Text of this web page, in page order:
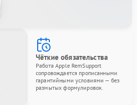
Чёткие обязательства
Работа Apple RemSupport
сопровождается прописанными
гарантийными условиями — без
размытых формулировок.